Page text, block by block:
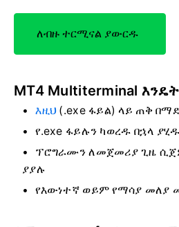
ለብዙ ተርሚናል ያውርዱ
MT4 Multiterminal
እዚህ(.exe ፋይል) ላይ ጠቅ
የ.exe ፋይሉን ካወረዱ በኋላ ያሂዱ
ፕሮግራሙን ለመጀመሪያ ጊዜ
ያያሉ
የእውነተኛ ወይም የማሳያ መለያ